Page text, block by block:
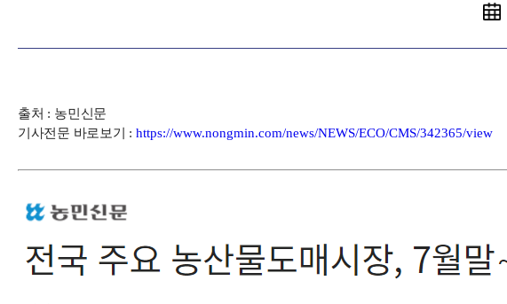
출처 : 농민신문
기사전문 바로보기 : https://www.nongmin.com/news/NEWS/ECO/CMS/342365/view